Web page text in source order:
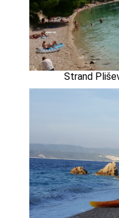
Strand